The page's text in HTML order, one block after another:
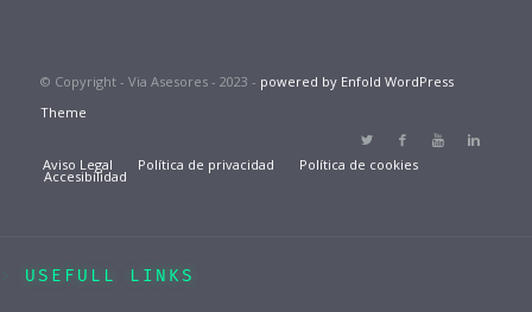
© Copyright - Via Asesores - 2023 - powered by Enfold WordPress
Theme
Aviso Legal Política de privacidad Política de cookies
Accesibilidad
USEFULL LINKS